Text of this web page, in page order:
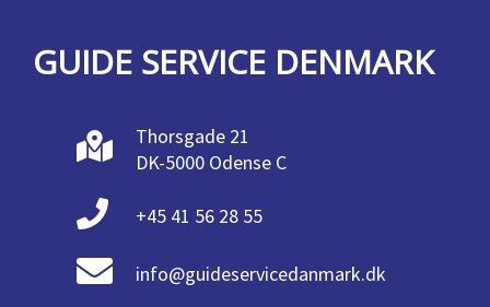
GUIDE SERVICE DENMARK
Thorsgade 21
DK-5000 Odense C
+45 41 56 28 55
info@guideservicedanmark.dk